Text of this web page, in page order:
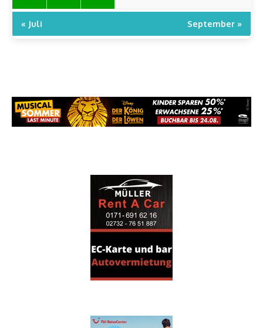
« Juli September »